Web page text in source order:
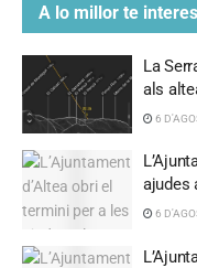
A lo millor te
La
als
6
ajudes
6